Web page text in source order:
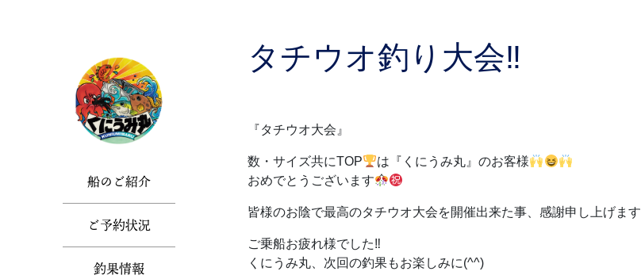
船のご紹介
ご予約状況
釣果情報
タチウオ釣り大会‼︎
『タチウオ大会』
数・サイズ共にTOP
は『くにうみ丸』のお客様
おめでとうございます
皆様のお陰で最高のタチウオ大会を開催出来た事、感謝申し上げます
ご乗船お疲れ様でした‼︎
くにうみ丸、次回の釣果もお楽しみに(^^)